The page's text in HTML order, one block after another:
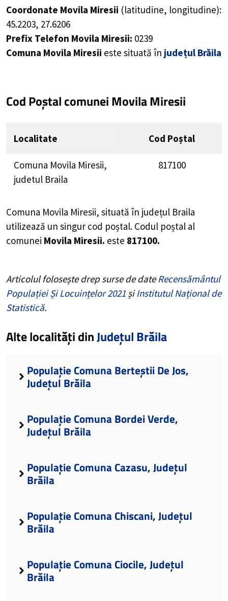
Coordonate Movila Miresii (latitudine, longitudine):
45.2203, 27.6206
Prefix Telefon Movila Miresii: 0239
Comuna Movila Miresii este situată în județul Brăila
Cod Poștal comunei Movila Miresii
Localitate Cod Poștal
Comuna Movila Miresii,
judetul Braila
817100
Comuna Movila Miresii, situată în județul Braila
utilizează un singur cod poștal. Codul poștal al
comunei Movila Miresii. este 817100.
Articolul folosește drep surse de dateRecensământul
Populației Și Locuințelor 2021 șiInstitutul Național de
Statistică.
Alte localități dinJudețul Brăila
Populație Comuna Berteștii De Jos,
Județul Brăila
Populație Comuna Bordei Verde,
Județul Brăila
Populație Comuna Cazasu, Județul
Brăila
Populație Comuna Chiscani, Județul
Brăila
Populație Comuna Ciocile, Județul
Brăila